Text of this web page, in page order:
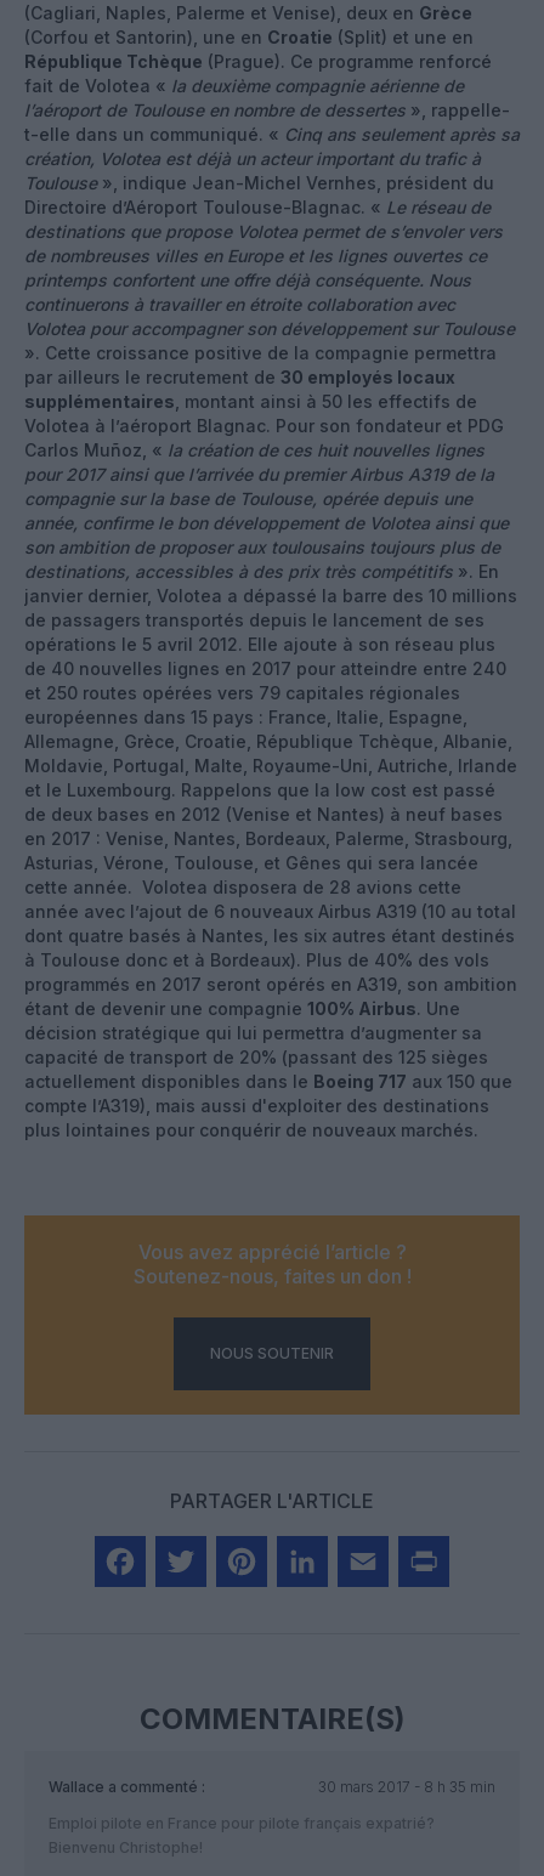
(Cagliari, Naples, Palerme et Venise), deux en Grèce
(Corfou et Santorin), une en Croatie (Split) et une en
République Tchèque (Prague). Ce programme renforcé
fait de Volotea « la deuxième compagnie aérienne de
l’aéroport de Toulouse en nombre de dessertes », rappelle-
t-elle dans un communiqué. « Cinq ans seulement après sa
création, Volotea est déjà un acteur important du trafic à
Toulouse», indique Jean-Michel Vernhes, président du
Directoire d’Aéroport Toulouse-Blagnac. « Le réseau de
destinations que propose Volotea permet de s’envoler vers
de nombreuses villes en Europe et les lignes ouvertes ce
printemps confortent une offre déjà conséquente. Nous
continuerons à travailler en étroite collaboration avec
Volotea pour accompagner son développement sur Toulouse
». Cette croissance positive de la compagnie permettra
par ailleurs le recrutement de 30 employés locaux
supplémentaires , montant ainsi à 50 les effectifs de
Volotea à l’aéroport Blagnac. Pour son fondateur et PDG
Carlos Muñoz, « la création de ces huit nouvelles lignes
pour 2017 ainsi que l’arrivée du premier Airbus A319 de la
compagnie sur la base de Toulouse, opérée depuis une
année, confirme le bon développement de Volotea ainsi que
son ambition de proposer aux toulousains toujours plus de
destinations, accessibles à des prix très compétitifs ». En
janvier dernier, Volotea a dépassé la barre des 10 millions
de passagers transportés depuis le lancement de ses
opérations le 5 avril 2012. Elle ajoute à son réseau plus
de 40 nouvelles lignes en 2017 pour atteindre entre 240
et 250 routes opérées vers 79 capitales régionales
européennes dans 15 pays : France, Italie, Espagne,
Allemagne, Grèce, Croatie, République Tchèque, Albanie,
Moldavie, Portugal, Malte, Royaume-Uni, Autriche, Irlande
et le Luxembourg. Rappelons que la low cost est passé
de deux bases en 2012 (Venise et Nantes) à neuf bases
en 2017 : Venise, Nantes, Bordeaux, Palerme, Strasbourg,
Asturias, Vérone, Toulouse, et Gênes qui sera lancée
cette année. Volotea disposera de 28 avions cette
année avec l’ajout de 6 nouveaux Airbus A319 (10 au total
dont quatre basés à Nantes, les six autres étant destinés
à Toulouse donc et à Bordeaux). Plus de 40% des vols
programmés en 2017 seront opérés en A319, son ambition
étant de devenir une compagnie 100% Airbus. Une
décision stratégique qui lui permettra d’augmenter sa
capacité de transport de 20% (passant des 125 sièges
actuellement disponibles dans le Boeing 717 aux 150 que
compte l’A319), mais aussi d'exploiter des destinations
plus lointaines pour conquérir de nouveaux marchés.
Vous avez apprécié l’article ?
Soutenez-nous, faites un don !
NOUS SOUTENIR
PARTAGER L'ARTICLE
COMMENTAIRE(S)
Wallace a commenté :
30 mars 2017 - 8 h 35 min
Emploi pilote en France pour pilote français expatrié?
Bienvenu Christophe!